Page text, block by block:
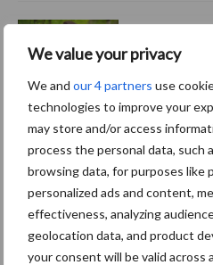
We value your privacy
We and our 4 partners use
technologies to improve your
may store and/or access
process the personal data, such
browsing data, for purposes like
personalized ads and content,
effectiveness, analyzing
geolocation data, and product
your consent will be valid across
Company
de risico’s
mitsen en